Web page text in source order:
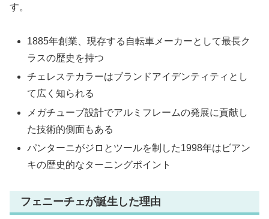
す。
1885年創業、現存する自転車メーカーとして最長ク
ラスの歴史を持つ
チェレステカラーはブランドアイデンティティとし
て広く知られる
メガチューブ設計でアルミフレームの発展に貢献し
た技術的側面もある
パンターニがジロとツールを制した1998年はビアン
キの歴史的なターニングポイント
フェニーチェが誕生した理由